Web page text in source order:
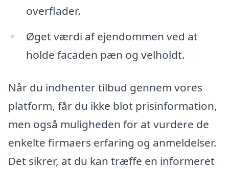
overflader.
Øget værdi af ejendommen ved at
holde facaden pæn og velholdt.
Når du indhenter tilbud gennem vores
platform, får du ikke blot prisinformation,
men også muligheden for at vurdere de
enkelte firmaers erfaring og anmeldelser.
Det sikrer, at du kan træffe en informeret